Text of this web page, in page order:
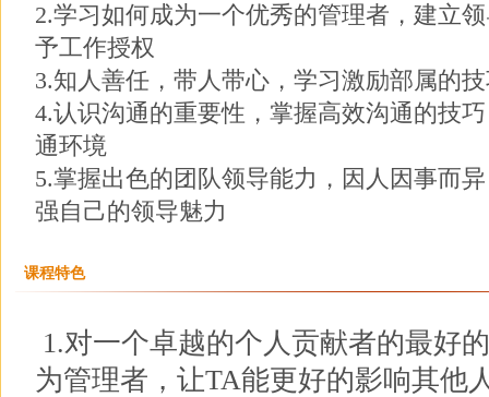
2.学习如何成为一个优秀的管理者，建立
予工作授权
3.知人善任，带人带心，学习激励部属的
4.认识沟通的重要性，掌握高效沟通的技
通环境
5.掌握出色的团队领导能力，因人因事而
强自己的领导魅力
课程特色
1.对一个卓越的个人贡献者的最好
为管理者，让TA能更好的影响其他